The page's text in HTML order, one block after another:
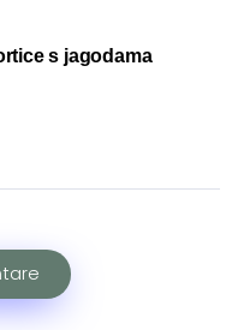
s jagodama